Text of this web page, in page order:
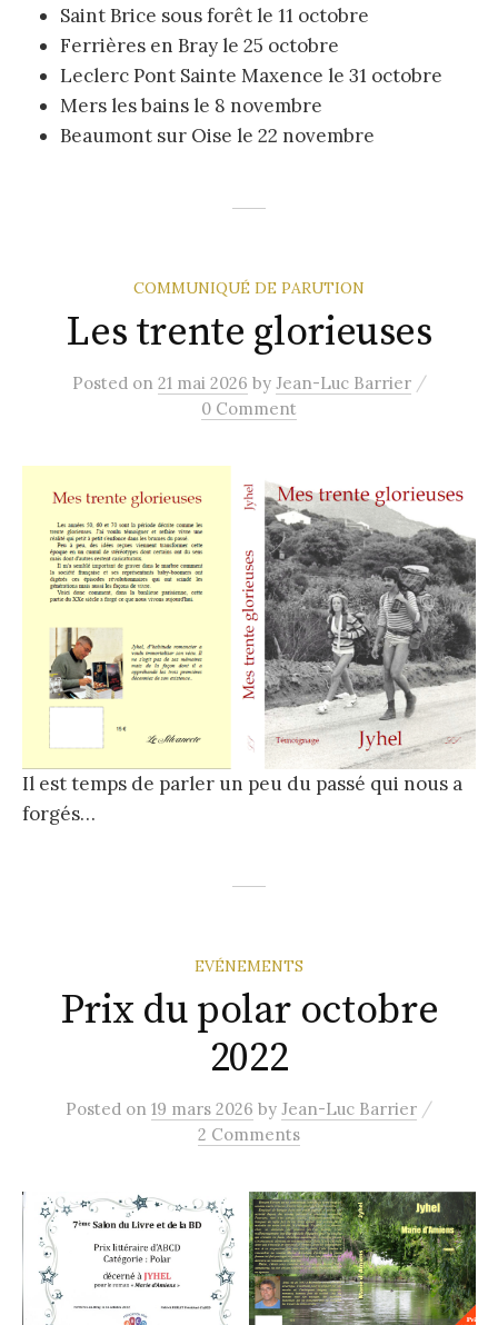
Saint Brice sous forêt le 11 octobre
Ferrières en Bray le 25 octobre
Leclerc Pont Sainte Maxence le 31 octobre
Mers les bains le 8 novembre
Beaumont sur Oise le 22 novembre
COMMUNIQUÉ DE PARUTION
Les trente glorieuses
Posted on 21 mai 2026 by Jean-Luc Barrier /
0 Comment
Il est temps de parler un peu du passé qui nous a
forgés…
EVÉNEMENTS
Prix du polar octobre
2022
Posted on 19 mars 2026 by Jean-Luc Barrier /
2 Comments